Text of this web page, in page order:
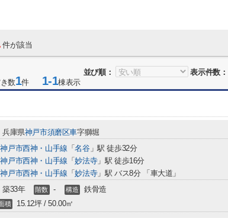
件が該当
並び順：
表示件数：
数1件 1-1棟表示
兵庫県神戸市須磨区車字獅堀
神戸市西神・山手線 「名谷」駅 徒歩32分
神戸市西神・山手線 「妙法寺」駅 徒歩16分
神戸市西神・山手線 「妙法寺」駅 バス8分 「車大道」
築33年 階数 - 構造 鉄骨造
積 15.12坪 / 50.00㎡